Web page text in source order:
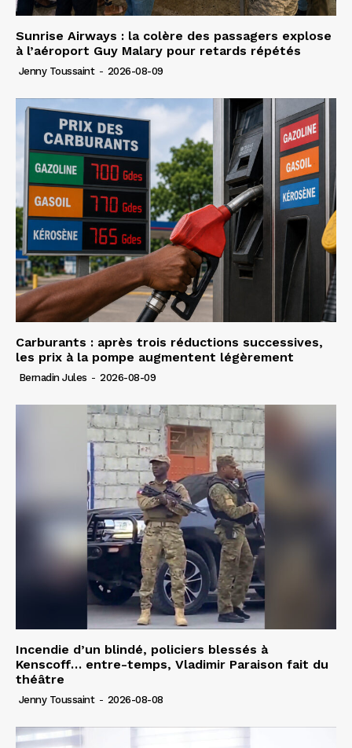
Sunrise Airways : la colère des passagers explose
à l’aéroport Guy Malary pour retards répétés
Jenny Toussaint - 2026-08-09
Carburants : après trois réductions successives,
les prix à la pompe augmentent légèrement
Bernadin Jules - 2026-08-09
Incendie d’un blindé, policiers blessés à
Kenscoff… entre-temps, Vladimir Paraison fait du
théâtre
Jenny Toussaint - 2026-08-08